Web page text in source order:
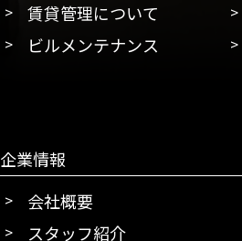
賃貸管理について
ビルメンテナンス
企業情報
会社概要
スタッフ紹介